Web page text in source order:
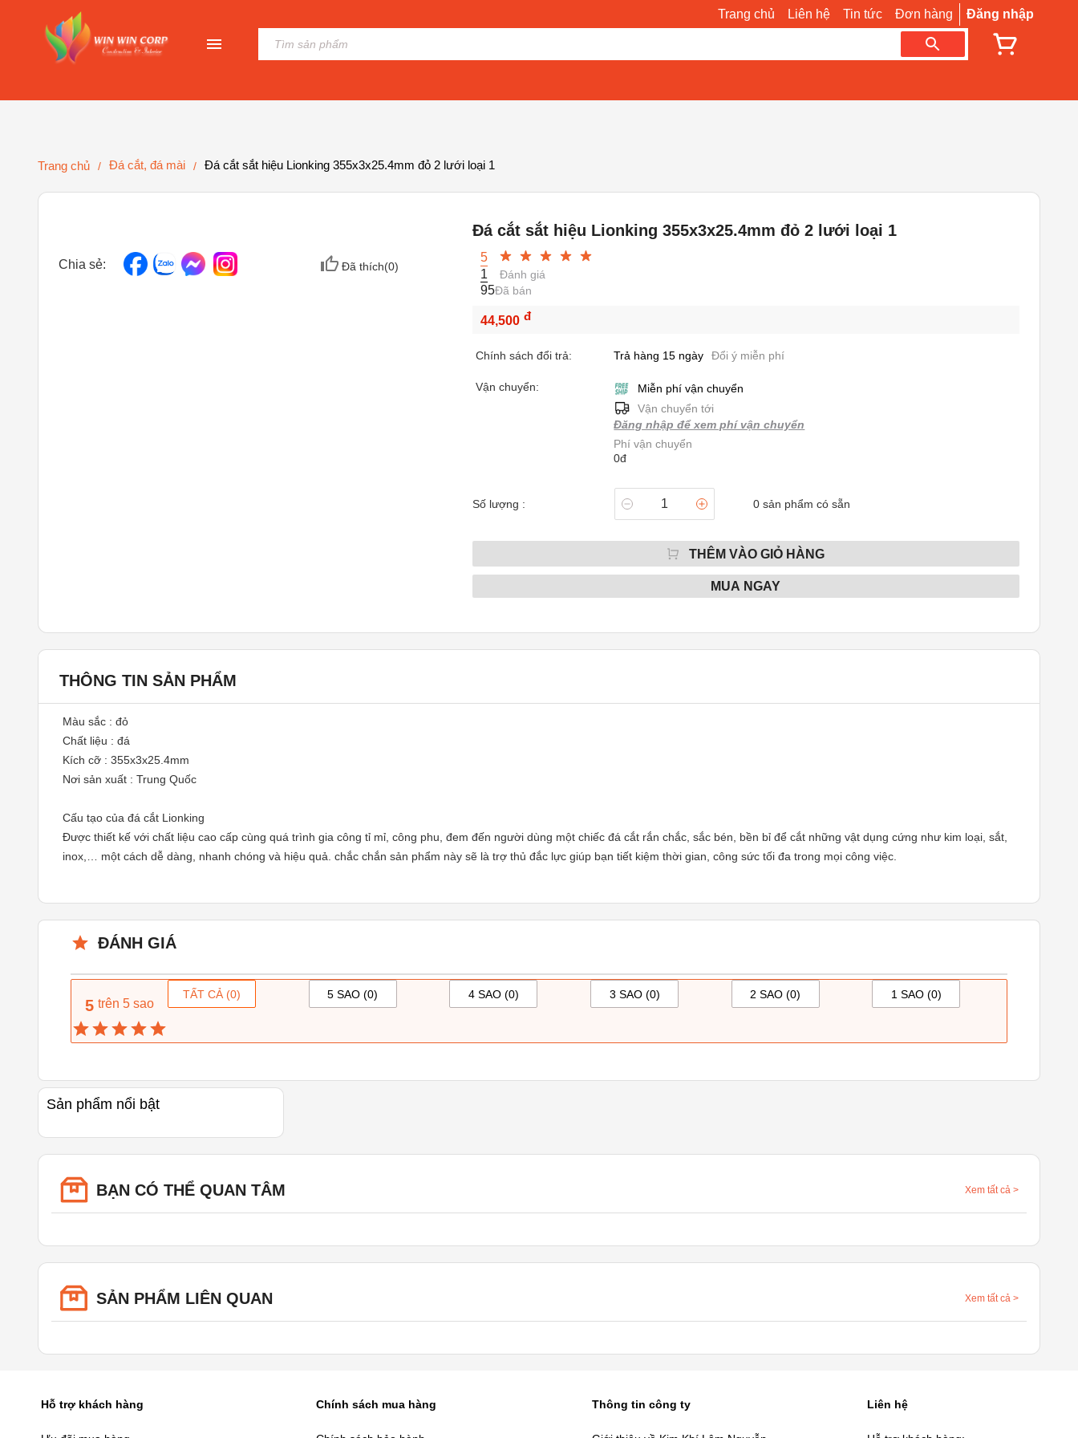
Trang chủ Liên hệ Tin tức Đơn hàng Đăng nhập
Trang chủ / Đá cắt, đá mài / Đá cắt sắt hiệu Lionking 355x3x25.4mm đỏ 2 lưới loại 1
Chia sẻ: Đã thích(0)
Đá cắt sắt hiệu Lionking 355x3x25.4mm đỏ 2 lưới loại 1
5
1
Đánh giá
95Đã bán
44,500 đ
Chính sách đổi trả: Trả hàng 15 ngày Đổi ý miễn phí
Vận chuyển:
Miễn phí vận chuyển
Vận chuyển tới
Đăng nhập để xem phí vận chuyển
Phí vận chuyển
0đ
Số lượng : 0 sản phẩm có sẵn
THÊM VÀO GIỎ HÀNG
MUA NGAY
THÔNG TIN SẢN PHẨM
Màu sắc : đỏ
Chất liệu : đá
Kích cỡ : 355x3x25.4mm
Nơi sản xuất : Trung Quốc
Cấu tạo của đá cắt Lionking
Được thiết kế với chất liệu cao cấp cùng quá trình gia công tỉ mỉ, công phu, đem đến người dùng một chiếc đá cắt rắn chắc, sắc bén, bền bỉ để cắt những vật dụng cứng như kim loại, sắt,
inox,… một cách dễ dàng, nhanh chóng và hiệu quả. chắc chắn sản phẩm này sẽ là trợ thủ đắc lực giúp bạn tiết kiệm thời gian, công sức tối đa trong mọi công việc.
ĐÁNH GIÁ
5 trên 5 sao
TẤT CẢ (0) 5 SAO (0) 4 SAO (0) 3 SAO (0) 2 SAO (0) 1 SAO (0)
Sản phẩm nổi bật
BẠN CÓ THỂ QUAN TÂM Xem tất cả >
SẢN PHẨM LIÊN QUAN Xem tất cả >
Hỗ trợ khách hàng Chính sách mua hàng Thông tin công ty Liên hệ